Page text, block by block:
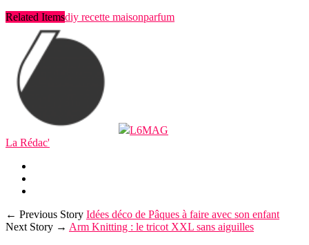
Related Itemsdiy recette maisonparfum
L6MAG
La Rédac'
← Previous Story Idées déco de Pâques à faire avec son enfant
Next Story → Arm Knitting : le tricot XXL sans aiguilles